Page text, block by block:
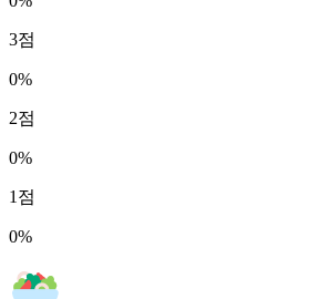
3점
0%
2점
0%
1 점
0%